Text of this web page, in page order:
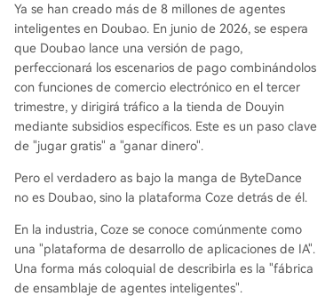
Ya se han creado más de 8 millones de agentes
inteligentes en Doubao. En junio de 2026, se espera
que Doubao lance una versión de pago,
perfeccionará los escenarios de pago combinándolos
con funciones de comercio electrónico en el tercer
trimestre, y dirigirá tráfico a la tienda de Douyin
mediante subsidios específicos. Este es un paso clave
de "jugar gratis" a "ganar dinero".
Pero el verdadero as bajo la manga de ByteDance
no es Doubao, sino la plataforma Coze detrás de él.
En la industria, Coze se conoce comúnmente como
una "plataforma de desarrollo de aplicaciones de IA".
Una forma más coloquial de describirla es la "fábrica
de ensamblaje de agentes inteligentes".